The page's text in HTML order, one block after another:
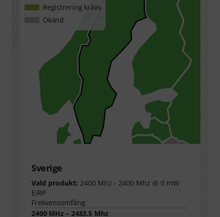
Registrering krävs
Okänd
Sverige
Vald produkt: 2400 Mhz - 2400 Mhz @ 0 mW
EIRP
Frekvensomfång
2400 MHz – 2483.5 Mhz